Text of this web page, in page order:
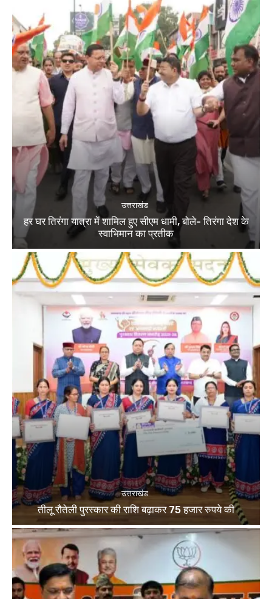
उत्तराखंड
हर घर तिरंगा यात्रा में शामिल हुए सीएम धामी, बोले- तिरंगा देश के
स्वाभिमान का प्रतीक
उत्तराखंड
तीलू रौतेली पुरस्कार की राशि बढ़ाकर 75 हजार रुपये की